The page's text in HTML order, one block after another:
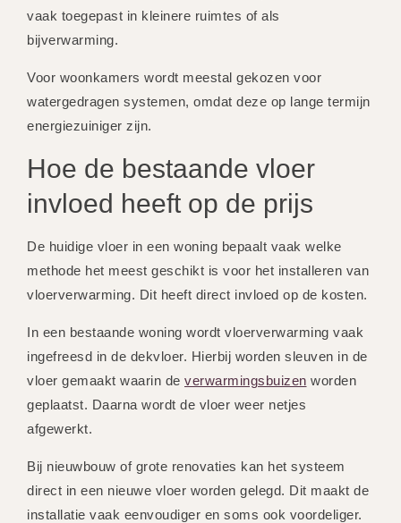
vaak toegepast in kleinere ruimtes of als
bijverwarming.
Voor woonkamers wordt meestal gekozen voor
watergedragen systemen, omdat deze op lange termijn
energiezuiniger zijn.
Hoe de bestaande vloer
invloed heeft op de prijs
De huidige vloer in een woning bepaalt vaak welke
methode het meest geschikt is voor het installeren van
vloerverwarming. Dit heeft direct invloed op de kosten.
In een bestaande woning wordt vloerverwarming vaak
ingefreesd in de dekvloer. Hierbij worden sleuven in de
vloer gemaakt waarin de verwarmingsbuizen worden
geplaatst. Daarna wordt de vloer weer netjes
afgewerkt.
Bij nieuwbouw of grote renovaties kan het systeem
direct in een nieuwe vloer worden gelegd. Dit maakt de
installatie vaak eenvoudiger en soms ook voordeliger.